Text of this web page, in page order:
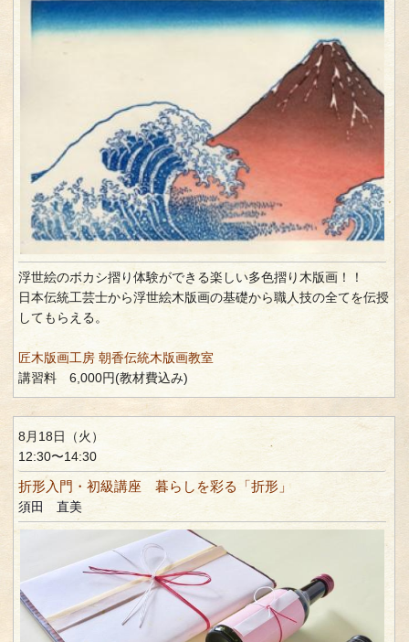
浮世絵のボカシ摺り体験ができる楽しい多色摺り木版画！！
日本伝統工芸士から浮世絵木版画の基礎から職人技の全てを伝授
してもらえる。
匠木版画工房 朝香伝統木版画教室
講習料 6,000円(教材費込み)
8月18日（火）
12:30〜14:30
折形入門・初級講座 暮らしを彩る「折形」
須田 直美